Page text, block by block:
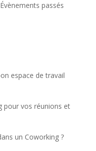
passés
espace de travail
pour vos réunions et
un Coworking ?